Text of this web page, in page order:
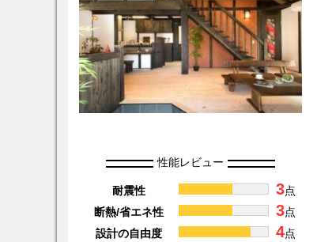
性能レビュー
耐震性 3点
断熱/省エネ性
3点
設計の自由度
4点